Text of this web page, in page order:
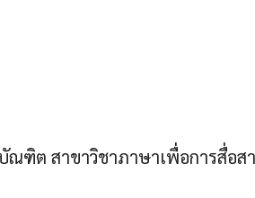
ฑิต สาขาวิชาภาษาเพื่อการสื่อส